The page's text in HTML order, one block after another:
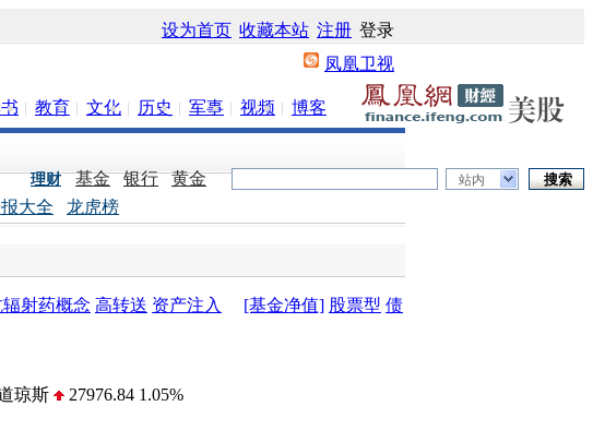
设为首页 收藏本站 注册 登录
凤凰卫视
教育 文化 历史 军事 视频
博客
站内
理财 基金 银行 黄金
大全 龙虎榜
辐射药概念 高转送 资产注入 [基金净值] 股票型 债
琼斯
27976.84 1.05%